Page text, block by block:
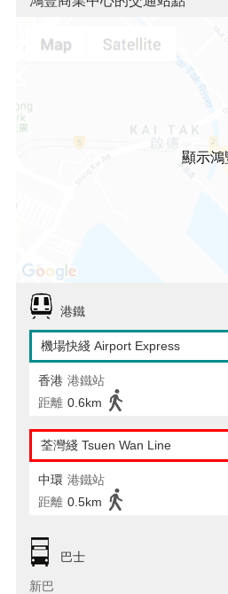
顯示鴻
港鐵
機場快綫 Airport Express
香港 港鐵站
距離 0.6km
荃灣綫 Tsuen Wan Line
中環 港鐵站
距離 0.5km
巴士
新巴